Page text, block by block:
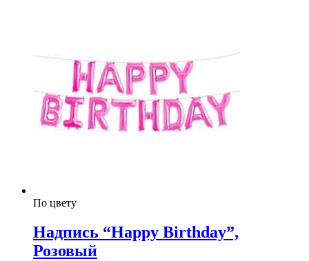
По цвету
Надпись “Happy Birthday”,
Розовый